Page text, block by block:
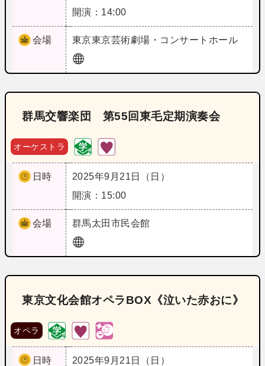
開演：14:00
会場 東京東京芸術劇場・コンサートホール
群馬交響楽団 第55回東毛定期演奏会
オーケストラ
日時
2025年9月21日（日）
開演：15:00
会場 群馬太田市民会館
東京文化会館オペラBOX《泣いた赤おに》
オペラ
日時
2025年9月21日（日）